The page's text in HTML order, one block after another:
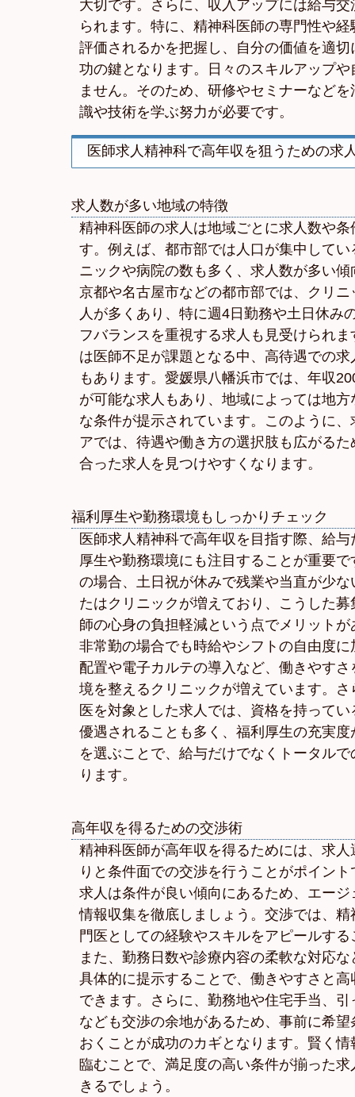
大切です。さらに、収入アップには給与
られます。特に、精神科医師の専門性や
評価されるかを把握し、自分の価値を適
功の鍵となります。日々のスキルアップ
ません。そのため、研修やセミナーなど
識や技術を学ぶ努力が必要です。
医師求人精神科で高年収を狙うための求
求人数が多い地域の特徴
精神科医師の求人は地域ごとに求人数や
す。例えば、都市部では人口が集中して
ニックや病院の数も多く、求人数が多い
京都や名古屋市などの都市部では、クリ
人が多くあり、特に週4日勤務や土日休み
フバランスを重視する求人も見受けられ
は医師不足が課題となる中、高待遇での
もあります。愛媛県八幡浜市では、年収
が可能な求人もあり、地域によっては地
な条件が提示されています。このように
アでは、待遇や働き方の選択肢も広がる
合った求人を見つけやすくなります。
福利厚生や勤務環境もしっかりチェック
医師求人精神科で高年収を目指す際、給
厚生や勤務環境にも注目することが重要
の場合、土日祝が休みで残業や当直が少
たはクリニックが増えており、こうした
師の心身の負担軽減という点でメリット
非常勤の場合でも時給やシフトの自由度
配置や電子カルテの導入など、働きやす
境を整えるクリニックが増えています。
医を対象とした求人では、資格を持って
優遇されることも多く、福利厚生の充実
を選ぶことで、給与だけでなくトータル
ります。
高年収を得るための交渉術
精神科医師が高年収を得るためには、求
りと条件面での交渉を行うことがポイン
求人は条件が良い傾向にあるため、エー
情報収集を徹底しましょう。交渉では、
門医としての経験やスキルをアピールす
また、勤務日数や診療内容の柔軟な対応
具体的に提示することで、働きやすさと
できます。さらに、勤務地や住宅手当、
なども交渉の余地があるため、事前に希
おくことが成功のカギとなります。賢く
臨むことで、満足度の高い条件が揃った
きるでしょう。